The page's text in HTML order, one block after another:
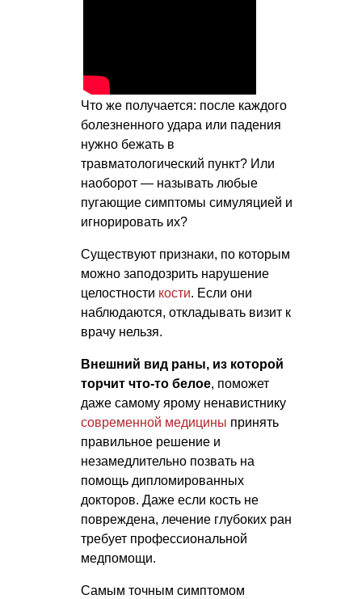
Что же получается: после каждого
болезненного удара или падения
нужно бежать в
травматологический пункт? Или
наоборот — называть любые
пугающие симптомы симуляцией и
игнорировать их?
Существуют признаки, по которым
можно заподозрить нарушение
целостности кости. Если они
наблюдаются, откладывать визит к
врачу нельзя.
Внешний вид раны, из которой
торчит что-то белое, поможет
даже самому ярому ненавистнику
современной медицины принять
правильное решение и
незамедлительно позвать на
помощь дипломированных
докторов. Даже если кость не
повреждена, лечение глубоких ран
требует профессиональной
медпомощи.
Самым точным симптомом